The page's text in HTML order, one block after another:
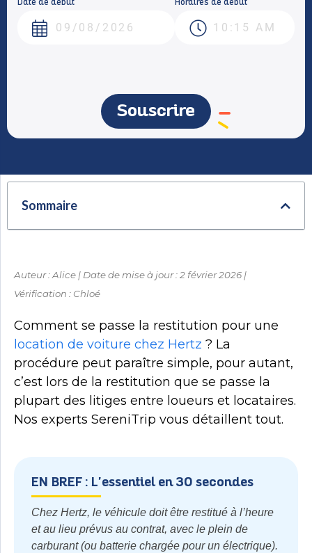
Date de début Horaires de début
Souscrire
Sommaire
Auteur : Alice | Date de mise à jour : 2 février 2026 |
Vérification : Chloé
Comment se passe la restitution pour une
location de voiture chez Hertz ? La
procédure peut paraître simple, pour autant,
c’est lors de la restitution que se passe la
plupart des litiges entre loueurs et locataires.
Nos experts SereniTrip vous détaillent tout.
EN BREF : L'essentiel en 30 secondes
Chez Hertz, le véhicule doit être restitué à l’heure
et au lieu prévus au contrat, avec le plein de
carburant (ou batterie chargée pour un électrique).